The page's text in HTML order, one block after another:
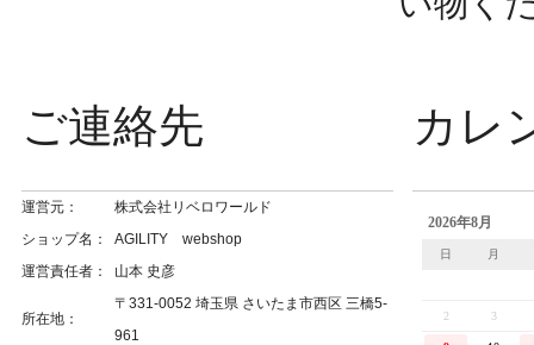
ご連絡先
運営元：
株式会社リベロワールド
ショップ名：
AGILITY webshop
運営責任者：
山本 史彦
所在地：
〒331-0052 埼玉県 さいたま市西区 三橋5-
961
カレ